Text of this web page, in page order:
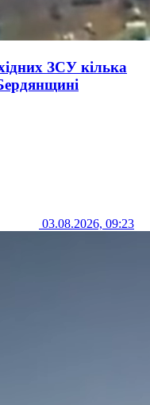
ЗСУ кілька
03.08.2026, 09:23